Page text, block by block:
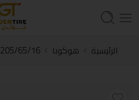
الرئيسية هوكوبا 205/65/16 هوكوبا صيني WR9096 2025